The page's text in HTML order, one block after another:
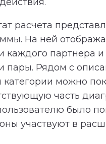
расчета
На ней
каждого партнера
пары. Рядом с
можно
часть
было
участвуют в